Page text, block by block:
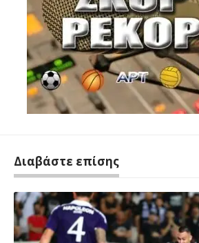
Διαβάστε επίσης